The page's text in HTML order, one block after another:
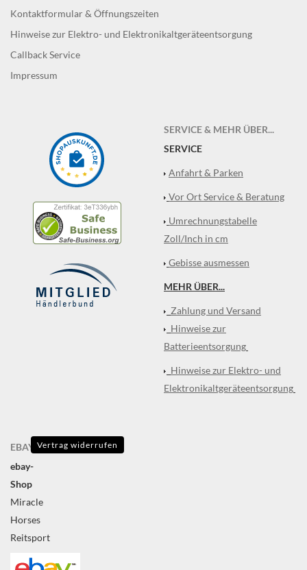
Kontaktformular & Öffnungszeiten
Hinweise zur Elektro- und Elektronikaltgeräteentsorgung
Callback Service
Impressum
SERVICE & MEHR ÜBER...
SERVICE
Anfahrt & Parken
Vor Ort Service & Beratung
Umrechnungstabelle
Zoll/Inch in cm
Gebisse ausmessen
MEHR ÜBER...
Zahlung und Versand
Hinweise zur
Batterieentsorgung
Hinweise zur Elektro- und
Elektronikaltgeräteentsorgung
EBAY
ebay-
Shop
Miracle
Horses
Reitsport
Vertrag widerrufen